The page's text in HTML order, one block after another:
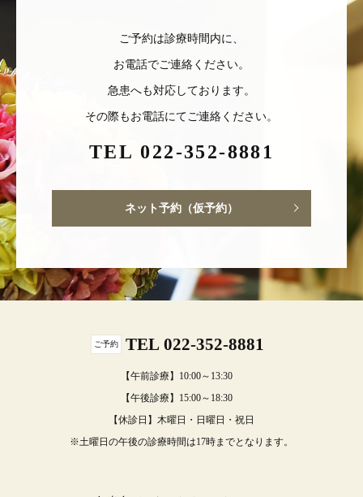
ご予約は診療時間内に、
お電話でご連絡ください。
急患へも対応しております。
その際もお電話にてご連絡ください。
TEL 022-352-8881
ネット予約（仮予約）
ご予約 TEL 022-352-8881
【午前診療】10:00～13:30
【午後診療】15:00～18:30
【休診日】木曜日・日曜日・祝日
※土曜日の午後の診療時間は17時までとなります。